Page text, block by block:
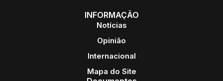
INFORMAÇÃO
Notícias
Opinião
Internacional
Mapa do Site